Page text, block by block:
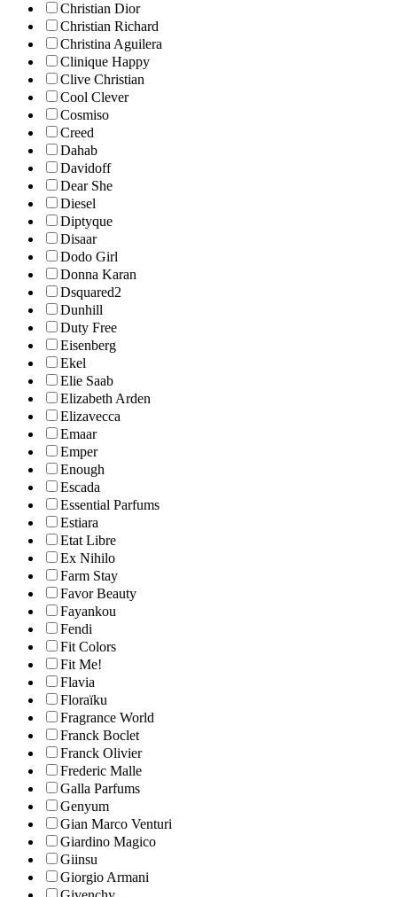
Christian Dior
Christian Richard
Christina Aguilera
Clinique Happy
Clive Christian
Cool Clever
Cosmiso
Creed
Dahab
Davidoff
Dear She
Diesel
Diptyque
Disaar
Dodo Girl
Donna Karan
Dsquared2
Dunhill
Duty Free
Eisenberg
Ekel
Elie Saab
Elizabeth Arden
Elizavecca
Emaar
Emper
Enough
Escada
Essential Parfums
Estiara
Etat Libre
Ex Nihilo
Farm Stay
Favor Beauty
Fayankou
Fendi
Fit Colors
Fit Me!
Flavia
Floraïku
Fragrance World
Franck Boclet
Franck Olivier
Frederic Malle
Galla Parfums
Genyum
Gian Marco Venturi
Giardino Magico
Giinsu
Giorgio Armani